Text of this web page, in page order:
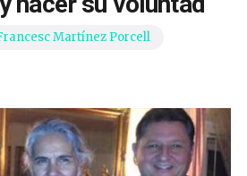
Martínez Porcell